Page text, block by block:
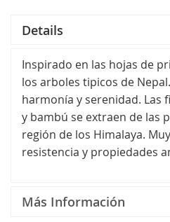
Details
Inspirado en las hojas de
los arboles tipicos de
harmonía y serenidad. Las
y bambú se extraen de las
región de los Himalaya.
resistencia y propiedades
Más Información